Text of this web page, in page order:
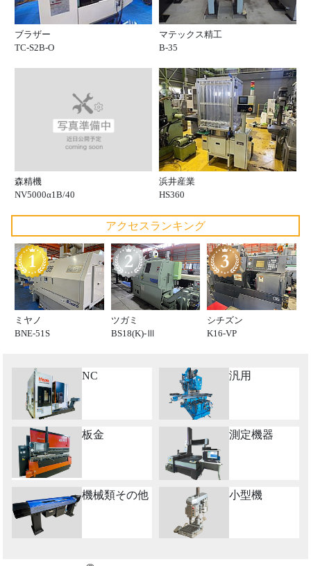
ブラザー
TC-S2B-O
マテックス精工
B-35
森精機
NV5000α1B/40
浜井産業
HS360
アクセスランキング
ミヤノ
BNE-51S
ツガミ
BS18(K)-Ⅲ
シチズン
K16-VP
NC 汎用
板金 測定機器
機械類その他 小型機